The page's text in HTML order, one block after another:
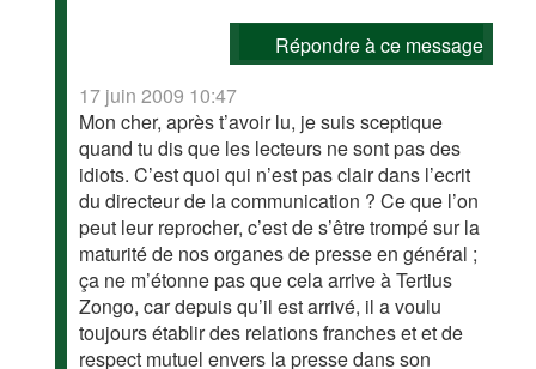
Répondre à ce message
17 juin 2009 10:47
Mon cher, après t’avoir lu, je suis sceptique
quand tu dis que les lecteurs ne sont pas des
idiots. C’est quoi qui n’est pas clair dans l’ecrit
du directeur de la communication ? Ce que l’on
peut leur reprocher, c’est de s’être trompé sur la
maturité de nos organes de presse en général ;
ça ne m’étonne pas que cela arrive à Tertius
Zongo, car depuis qu’il est arrivé, il a voulu
toujours établir des relations franches et et de
respect mutuel envers la presse dans son